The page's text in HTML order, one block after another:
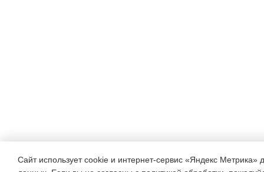
Сайт использует cookie и интернет-сервис «Яндекс Метрика»